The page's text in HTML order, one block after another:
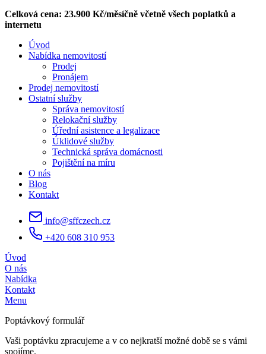
Celková cena: 23.900 Kč/měsíčně včetně všech poplatků a
internetu
Úvod
Nabídka nemovitostí
Prodej
Pronájem
Prodej nemovitostí
Ostatní služby
Správa nemovitostí
Relokační služby
Úřední asistence a legalizace
Úklidové služby
Technická správa domácnosti
Pojištění na míru
O nás
Blog
Kontakt
info@sffczech.cz
+420 608 310 953
Úvod
O nás
Nabídka
Kontakt
Menu
Poptávkový formulář
Vaši poptávku zpracujeme a v co nejkratší možné době se s vámi
spojíme.